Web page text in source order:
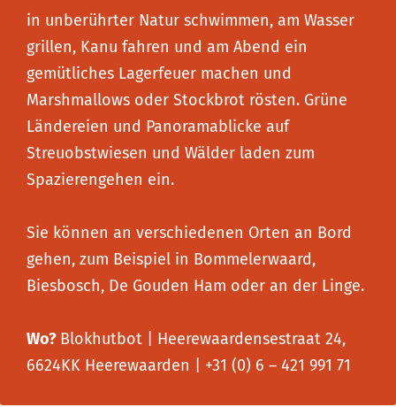
in unberührter Natur schwimmen, am Wasser
grillen, Kanu fahren und am Abend ein
gemütliches Lagerfeuer machen und
Marshmallows oder Stockbrot rösten. Grüne
Ländereien und Panoramablicke auf
Streuobstwiesen und Wälder laden zum
Spazierengehen ein.
Sie können an verschiedenen Orten an Bord
gehen, zum Beispiel in Bommelerwaard,
Biesbosch, De Gouden Ham oder an der Linge.
Wo? Blokhutbot | Heerewaardensestraat 24,
6624KK Heerewaarden | +31 (0) 6 – 421 991 71